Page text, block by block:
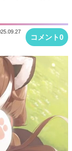
カタル」の声
め！人気だっ
コメント0